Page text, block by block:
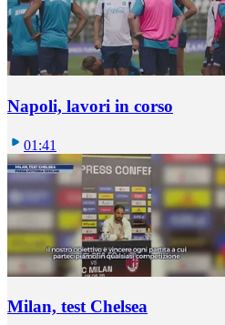
Napoli, lavori in corso
01:41
Milan, test Chelsea